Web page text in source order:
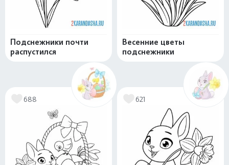
Подснежники почти
распустился
Весенние цветы
подснежники
688 621